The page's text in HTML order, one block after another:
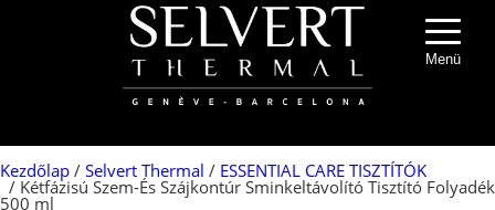
Menü
Kezdőlap / Selvert Thermal / ESSENTIAL CARE TISZTÍTÓK
/ Kétfázisú Szem-És Szájkontúr Sminkeltávolító Tisztító Folyadék
500 ml